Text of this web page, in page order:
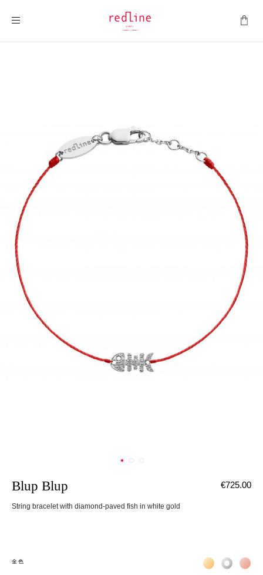
Blup Blup
String bracelet with diamond-paved fish in white gold
€725.00
金色 Жёлтое золото
Белое